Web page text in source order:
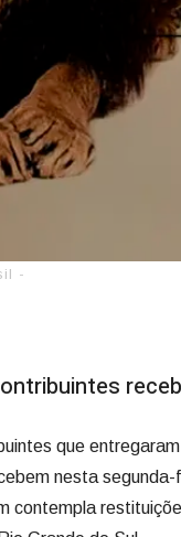
-
que
nesta
contempla